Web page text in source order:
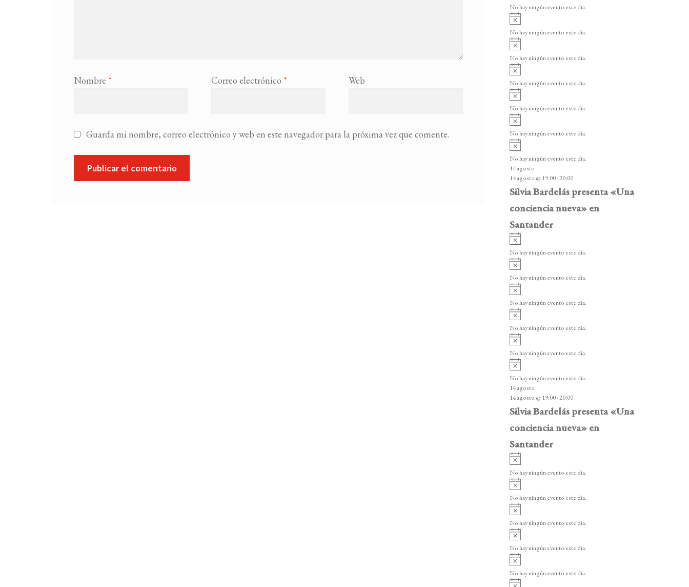
Nombre * Correo electrónico * Web
Guarda mi nombre, correo electrónico y web en este navegador para la próxima vez que comente.
e
n
t
o
s
o
i
o
No hay ningún evento este día.
v
i
o
No hay ningún evento este día.
A
v
i
o
No hay ningún evento este día.
A
v
i
o
No hay ningún evento este día.
v
i
o
No hay ningún evento este día.
v
i
o
No hay ningún evento este día.
v
i
s
o
No hay ningún evento este día.
14 agosto
14 agosto @ 19:00-20:00
Silvia Bardelás presenta «Una
conciencia nueva» en
Santander
v
i
o
No hay ningún evento este día.
v
i
o
No hay ningún evento este día.
v
i
o
No hay ningún evento este día.
v
i
o
No hay ningún evento este día.
v
i
o
No hay ningún evento este día.
v
i
s
o
No hay ningún evento este día.
14 agosto
14 agosto @ 19:00-20:00
Silvia Bardelás presenta «Una
conciencia nueva» en
Santander
A
v
i
o
No hay ningún evento este día.
A
v
i
o
No hay ningún evento este día.
v
i
o
No hay ningún evento este día.
v
i
o
No hay ningún evento este día.
v
i
No hay ningún evento este día.